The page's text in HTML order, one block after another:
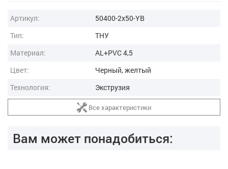
Артикул:
50400-2x50-YB
Тип:
ТНУ
Материал:
AL+PVC 4,5
Цвет:
Черный, желтый
Технология:
Экструзия
Все характеристики
Вам может понадобиться: